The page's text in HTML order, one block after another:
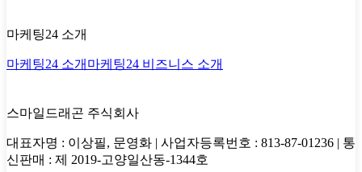
마케팅24 소개
마케팅24 소개 마케팅24 비즈니스 소개
스마일드래곤 주식회사
대표자명 : 이상필, 문영화 | 사업자등록번호 : 813-87-01236 | 통
신판매 : 제 2019-고양일산동-1344호